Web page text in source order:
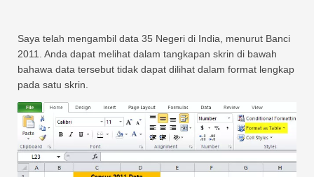
Saya telah mengambil data 35 Negeri di India, menurut Banci
2011. Anda dapat melihat dalam tangkapan skrin di bawah
bahawa data tersebut tidak dapat dilihat dalam format lengkap
pada satu skrin.